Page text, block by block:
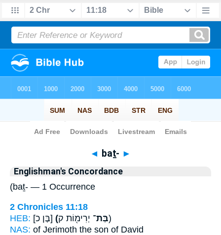
Bible> Strong's > Hebrew
◄ baṯ- ►
Englishman's Concordance
(baṯ- — 1 Occurrence
2 Chronicles 11:18
HEB:
[בֶּן כ] (בַּת־יְרִימ֖וֹת ק)
NAS: of Jerimoth the son of David